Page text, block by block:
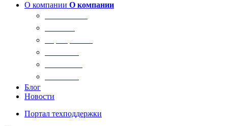
О компании О компании
Блог
Новости
Портал техподдержки